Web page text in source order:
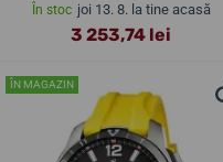
În stoc joi 13. 8. la tine acasă
3 253,74 lei
ÎN MAGAZIN